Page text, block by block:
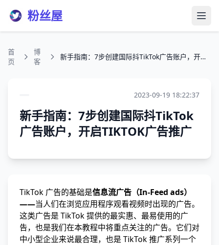
粉丝屋 打开
首
页
博
客
新手指南：7步创建国际抖TikTok广告账户，开启TIKTOK广告推广
2023-09-19 18:22:37
新手指南：7步创建国际抖TikTok
广告账户，开启TIKTOK广告推广
TikTok 广告的基础是信息流广告（In-Feed ads）
——当人们在浏览应用程序观看视频时出现的广告。
这类广告是 TikTok 提供的最实惠、最易使用的广
告，也是我们在本教程中将重点关注的广告。它们对
中小型企业来说最合理，也是 TikTok 推广系列一个